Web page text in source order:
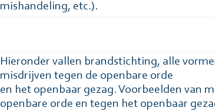
mishandeling, etc.).
Hieronder vallen brandstichting, alle
misdrijven tegen de openbare orde
en het openbaar gezag. Voorbeelden van
openbare orde en tegen het openbaar